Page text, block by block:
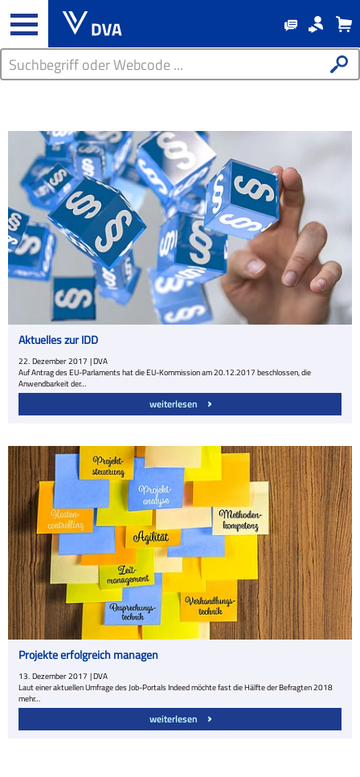
Aktuelles zur IDD
22. Dezember 2017 | DVA
Auf Antrag des EU-Parlaments hat die EU-Kommission am 20.12.2017 beschlossen, die
Anwendbarkeit der…
weiterlesen
Projekte erfolgreich managen
13. Dezember 2017 | DVA
Laut einer aktuellen Umfrage des Job-Portals Indeed möchte fast die Hälfte der Befragten 2018
mehr…
weiterlesen